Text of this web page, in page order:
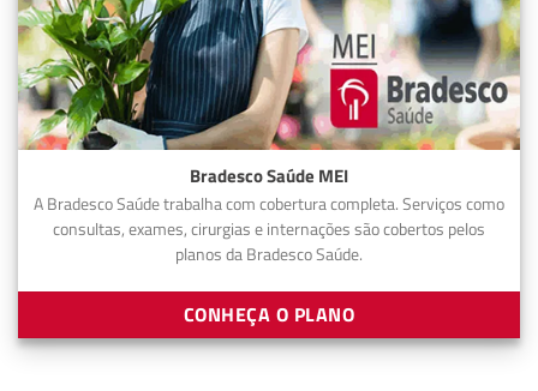
Bradesco Saúde MEI
A Bradesco Saúde trabalha com cobertura completa. Serviços como
consultas, exames, cirurgias e internações são cobertos pelos
planos da Bradesco Saúde.
CONHEÇA O PLANO